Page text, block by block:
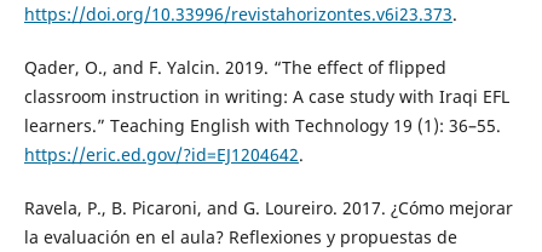
https://doi.org/10.33996/revistahorizontes.v6i23.373.
Qader, O., and F. Yalcin. 2019. “The effect of flipped
classroom instruction in writing: A case study with Iraqi EFL
learners.” Teaching English with Technology 19 (1): 36–55.
https://eric.ed.gov/?id=EJ1204642.
Ravela, P., B. Picaroni, and G. Loureiro. 2017. ¿Cómo mejorar
la evaluación en el aula? Reflexiones y propuestas de